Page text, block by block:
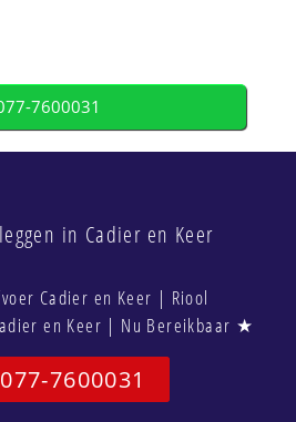
7600031
in Cadier en Keer
Cadier en Keer | Riool
en Keer | Nu Bereikbaar ★
7600031